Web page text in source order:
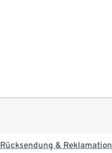
Rücksendung & Reklamation